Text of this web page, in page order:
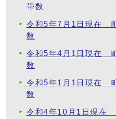
帯数
令和5年7月1日現在
数
令和5年4月1日現在
数
令和5年1月1日現在
数
令和4年10月1日現在